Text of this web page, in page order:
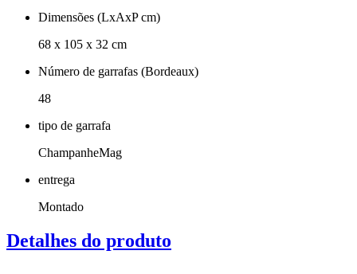
Dimensões (LxAxP cm)
68 x 105 x 32 cm
Número de garrafas (Bordeaux)
48
tipo de garrafa
ChampanheMag
entrega
Montado
Detalhes do produto